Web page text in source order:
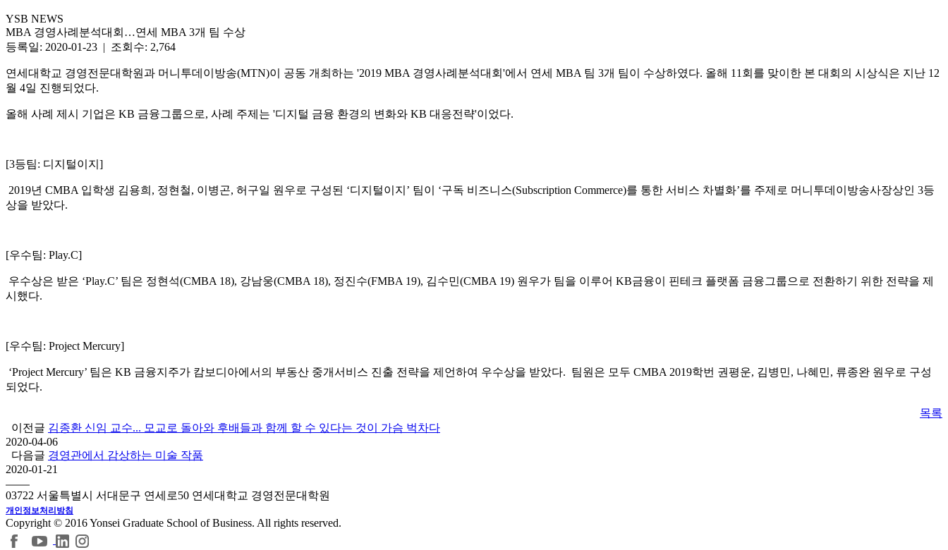
YSB NEWS
MBA 경영사례분석대회…연세 MBA 3개 팀 수상
등록일: 2020-01-23 | 조회수: 2,764
연세대학교 경영전문대학원과 머니투데이방송(MTN)이 공동 개최하는 '2019 MBA 경영사례분석대회'에서 연세 MBA 팀 3개 팀이 수상하였다. 올해 11회를 맞이한 본 대회의 시상식은 지난 12
월 4일 진행되었다.
올해 사례 제시 기업은 KB 금융그룹으로, 사례 주제는 '디지털 금융 환경의 변화와 KB 대응전략'이었다.
[3등팀: 디지털이지]
2019년 CMBA 입학생 김용희, 정현철, 이병곤, 허구일 원우로 구성된 ‘디지털이지’ 팀이 ‘구독 비즈니스(Subscription Commerce)를 통한 서비스 차별화’를 주제로 머니투데이방송사장상인 3등
상을 받았다.
[우수팀: Play.C]
우수상은 받은 ‘Play.C’ 팀은 정현석(CMBA 18), 강남웅(CMBA 18), 정진수(FMBA 19), 김수민(CMBA 19) 원우가 팀을 이루어 KB금융이 핀테크 플랫폼 금융그룹으로 전환하기 위한 전략을 제
시했다.
[우수팀: Project Mercury]
‘Project Mercury’ 팀은 KB 금융지주가 캄보디아에서의 부동산 중개서비스 진출 전략을 제언하여 우수상을 받았다. 팀원은 모두 CMBA 2019학번 권평운, 김병민, 나혜민, 류종완 원우로 구성
되었다.
목록
이전글 김종환 신임 교수... 모교로 돌아와 후배들과 함께 할 수 있다는 것이 가슴 벅차다
2020-04-06
다음글 경영관에서 감상하는 미술 작품
2020-01-21
03722 서울특별시 서대문구 연세로50 연세대학교 경영전문대학원
개인정보처리방침
Copyright © 2016 Yonsei Graduate School of Business. All rights reserved.